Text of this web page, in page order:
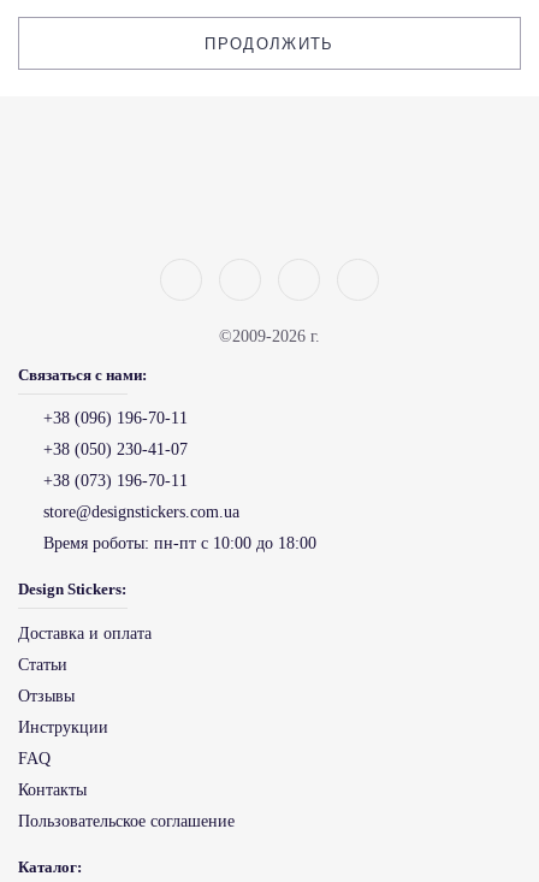
ПРОДОЛЖИТЬ
©2009-2026 г.
Связаться с нами:
+38 (096) 196-70-11
+38 (050) 230-41-07
+38 (073) 196-70-11
store@designstickers.com.ua
Время роботы: пн-пт с 10:00 до 18:00
Design Stickers:
Доставка и оплата
Статьи
Отзывы
Инструкции
FAQ
Контакты
Пользовательское соглашение
Каталог: